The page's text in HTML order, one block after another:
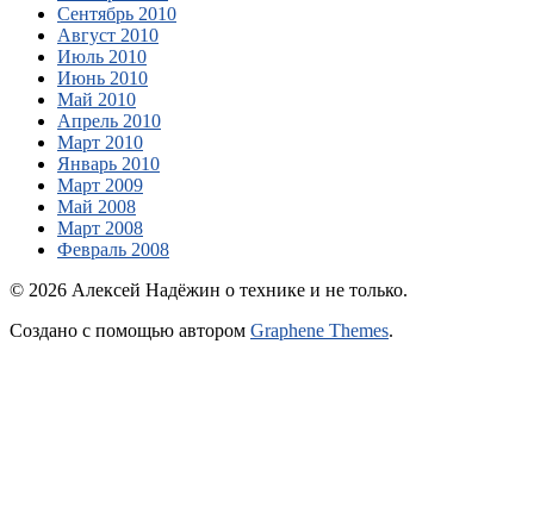
Сентябрь 2010
Август 2010
Июль 2010
Июнь 2010
Май 2010
Апрель 2010
Март 2010
Январь 2010
Март 2009
Май 2008
Март 2008
Февраль 2008
© 2026 Алексей Надёжин о технике и не только.
Создано с помощью автором Graphene Themes.